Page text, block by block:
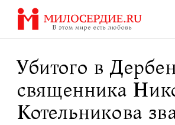
Перейти
содержанию
Убитого в
священника
Котельникова